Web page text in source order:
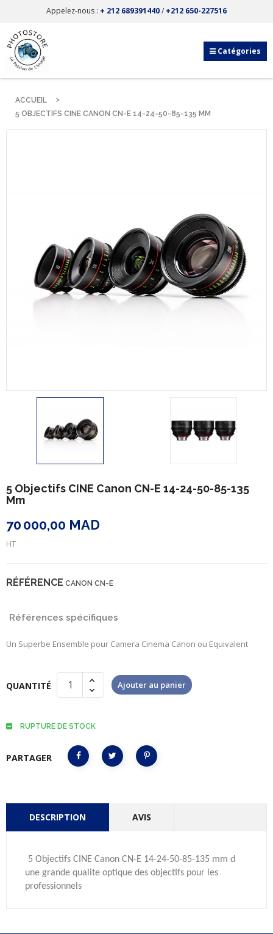
Appelez-nous : + 212 689391440/ +212 650-227516
Catégories
ACCUEIL
5 OBJECTIFS CINE CANON CN-E 14-24-50-85-135 MM
5 Objectifs CINE Canon CN-E 14-24-50-85-135
Mm
70 000,00 MAD
HT
RÉFÉRENCE CANON CN-E
Références spécifiques
Un Superbe Ensemble pour Camera Cinema Canon ou Equivalent
QUANTITÉ Ajouter au panier
RUPTURE DE STOCK
PARTAGER
DESCRIPTION AVIS
5 Objectifs CINE Canon CN-E 14-24-50-85-135 mm d
une grande qualite optique des objectifs pour les
professionnels